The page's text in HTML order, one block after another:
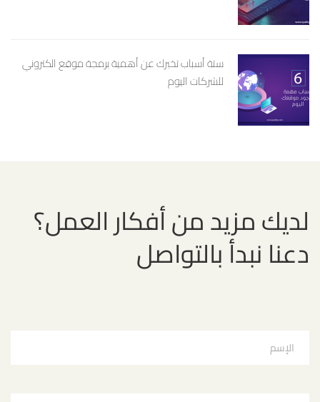
ستة أسباب تخبرك عن أهمية برمجة موقع الكتروني
للشركات اليوم
لديك مزيد من أفكار العمل؟
دعنا نبدأ بالتواصل